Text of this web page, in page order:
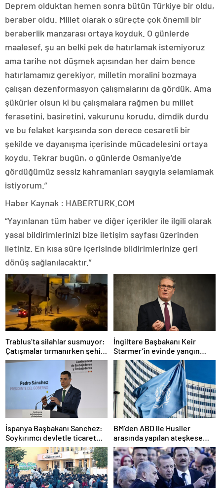
Deprem olduktan hemen sonra bütün Türkiye bir oldu,
beraber oldu. Millet olarak o süreçte çok önemli bir
beraberlik manzarası ortaya koyduk. O günlerde
maalesef, şu an belki pek de hatırlamak istemiyoruz
ama tarihe not düşmek açısından her daim bence
hatırlamamız gerekiyor, milletin moralini bozmaya
çalışan dezenformasyon çalışmalarını da gördük. Ama
şükürler olsun ki bu çalışmalara rağmen bu millet
ferasetini, basiretini, vakurunu korudu, dimdik durdu
ve bu felaket karşısında son derece cesaretli bir
şekilde ve dayanışma içerisinde mücadelesini ortaya
koydu. Tekrar bugün, o günlerde Osmaniye’de
gördüğümüz sessiz kahramanları saygıyla selamlamak
istiyorum.”
Haber Kaynak : HABERTURK.COM
“Yayınlanan tüm haber ve diğer içerikler ile ilgili olarak
yasal bildirimlerinizi bize iletişim sayfası üzerinden
iletiniz. En kısa süre içerisinde bildirimlerinize geri
dönüş sağlanılacaktır.”
Trablus’ta silahlar susmuyor:
Çatışmalar tırmanırken şehir
alarmda
İngiltere Başbakanı Keir
Starmer’in evinde yangın
çıktı
İspanya Başbakanı Sanchez:
Soykırımcı devletle ticaret
yapmayız
BM’den ABD ile Husiler
arasında yapılan ateşkese
ilişkin değerlendirme